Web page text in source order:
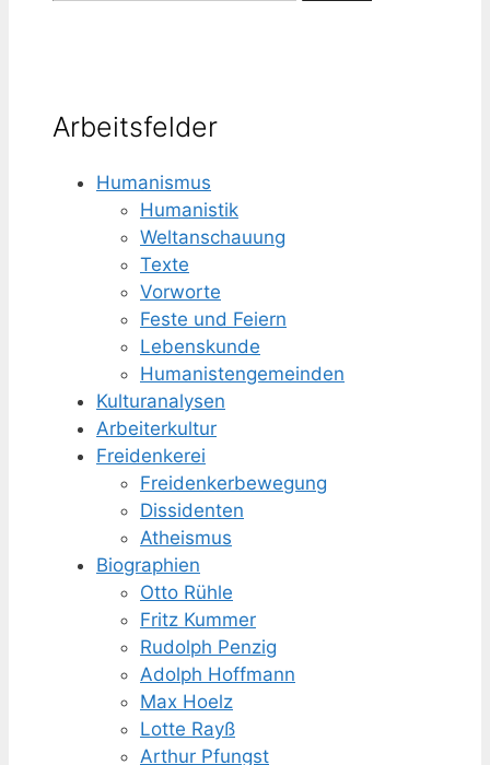
Arbeitsfelder
Humanismus
Humanistik
Weltanschauung
Texte
Vorworte
Feste und Feiern
Lebenskunde
Humanisten­gemeinden
Kulturanalysen
Arbeiterkultur
Freidenkerei
Freidenker­bewegung
Dissidenten
Atheismus
Biographien
Otto Rühle
Fritz Kummer
Rudolph Penzig
Adolph Hoffmann
Max Hoelz
Lotte Rayß
Arthur Pfungst